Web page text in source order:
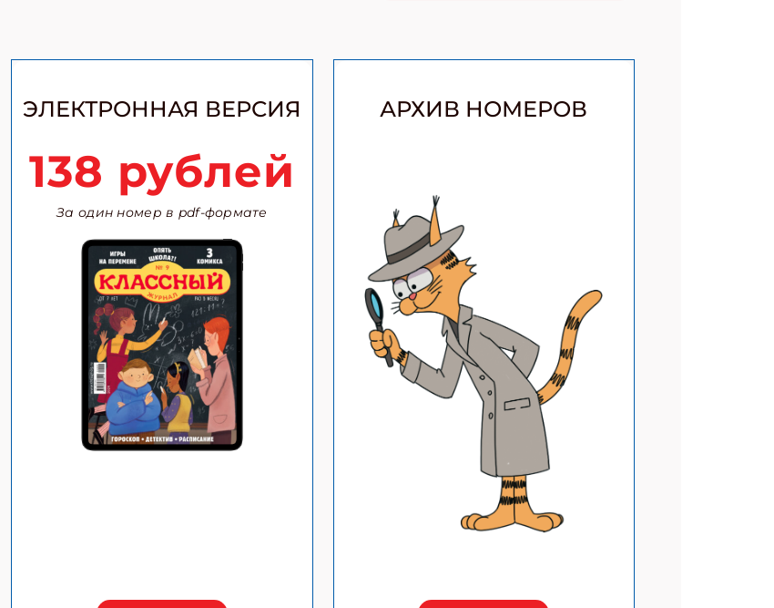
ЭЛЕКТРОННАЯ ВЕРСИЯ
138 рублей
За один номер в pdf-формате
АРХИВ НОМЕРОВ